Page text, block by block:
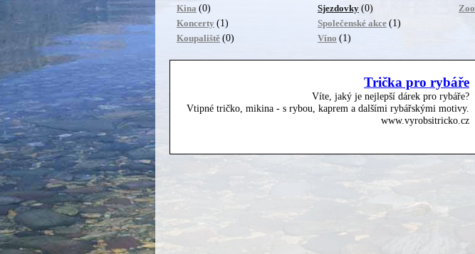
Kina (0)
Koncerty (1)
Koupaliště (0)
Sjezdovky (0)
Společenské akce (1)
Víno (1)
Zoo
Trička pro rybáře
Víte, jaký je nejlepší dárek pro rybáře?
Vtipné tričko, mikina - s rybou, kaprem a dalšími rybářskými motivy.
www.vyrobsitricko.cz